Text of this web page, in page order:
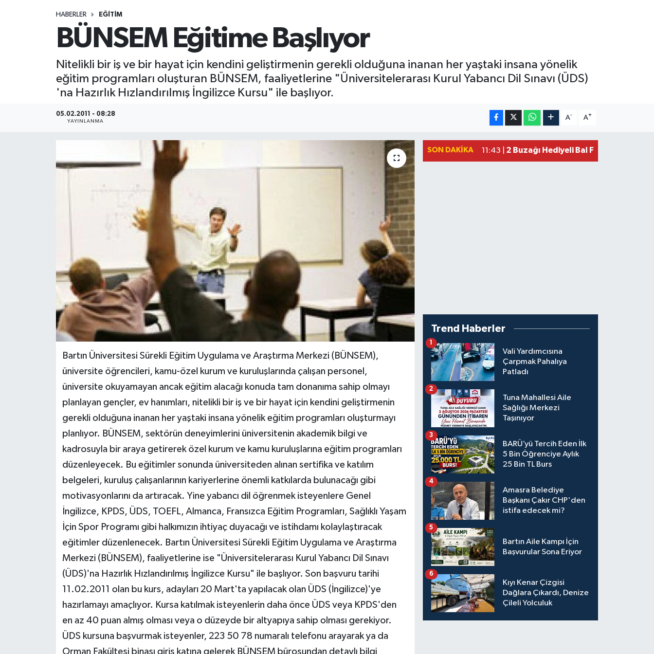
HABERLER EĞITIM
BÜNSEM Eğitime Başlıyor
Nitelikli bir iş ve bir hayat için kendini geliştirmenin gerekli olduğuna inanan her yaştaki insana yönelik
eğitim programları oluşturan BÜNSEM, faaliyetlerine "Üniversitelerarası Kurul Yabancı Dil Sınavı (ÜDS)
'na Hazırlık Hızlandırılmış İngilizce Kursu" ile başlıyor.
05.02.2011 - 08:28
YAYINLANMA
A- A+
Bartın Üniversitesi Sürekli Eğitim Uygulama ve Araştırma Merkezi (BÜNSEM),
üniversite öğrencileri, kamu-özel kurum ve kuruluşlarında çalışan personel,
üniversite okuyamayan ancak eğitim alacağı konuda tam donanıma sahip olmayı
planlayan gençler, ev hanımları, nitelikli bir iş ve bir hayat için kendini geliştirmenin
gerekli olduğuna inanan her yaştaki insana yönelik eğitim programları oluşturmayı
planlıyor. BÜNSEM, sektörün deneyimlerini üniversitenin akademik bilgi ve
kadrosuyla bir araya getirerek özel kurum ve kamu kuruluşlarına eğitim programları
düzenleyecek. Bu eğitimler sonunda üniversiteden alınan sertifika ve katılım
belgeleri, kuruluş çalışanlarının kariyerlerine önemli katkılarda bulunacağı gibi
motivasyonlarını da artıracak. Yine yabancı dil öğrenmek isteyenlere Genel
İngilizce, KPDS, ÜDS, TOEFL, Almanca, Fransızca Eğitim Programları, Sağlıklı Yaşam
İçin Spor Programı gibi halkımızın ihtiyaç duyacağı ve istihdamı kolaylaştıracak
eğitimler düzenlenecek. Bartın Üniversitesi Sürekli Eğitim Uygulama ve Araştırma
Merkezi (BÜNSEM), faaliyetlerine ise "Üniversitelerarası Kurul Yabancı Dil Sınavı
(ÜDS)'na Hazırlık Hızlandırılmış İngilizce Kursu" ile başlıyor. Son başvuru tarihi
11.02.2011 olan bu kurs, adayları 20 Mart'ta yapılacak olan ÜDS (İngilizce)'ye
hazırlamayı amaçlıyor. Kursa katılmak isteyenlerin daha önce ÜDS veya KPDS'den
en az 40 puan almış olması veya o düzeyde bir altyapıya sahip olması gerekiyor.
ÜDS kursuna başvurmak isteyenler, 223 50 78 numaralı telefonu arayarak ya da
Orman Fakültesi binası giriş katına gelerek BÜNSEM bürosundan detaylı bilgi
SON DAKIKA 11:43 | 2 Buzağı Hediyeli Bal Festivalinde
Trend Haberler
Vali Yardımcısına
Çarpmak Pahalıya
Patladı
1
Tuna Mahallesi Aile
Sağlığı Merkezi
Taşınıyor
2
BARÜ’yü Tercih Eden İlk
5 Bin Öğrenciye Aylık
25 Bin TL Burs
3
Amasra Belediye
Başkanı Çakır CHP'den
istifa edecek mi?
4
Bartın Aile Kampı İçin
Başvurular Sona Eriyor
5
Kıyı Kenar Çizgisi
Dağlara Çıkardı, Denize
Çileli Yolculuk
6
Sivil Toplum